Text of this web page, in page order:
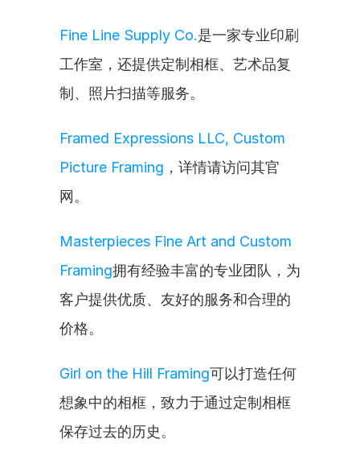
Fine Line Supply Co.是一家专业印刷
工作室，还提供定制相框、艺术品复
制、照片扫描等服务。
Framed Expressions LLC, Custom
Picture Framing ，详情请访问其官
网。
Masterpieces Fine Art and Custom
Framing拥有经验丰富的专业团队，为
客户提供优质、友好的服务和合理的
价格。
Girl on the Hill Framing可以打造任何
想象中的相框，致力于通过定制相框
保存过去的历史。